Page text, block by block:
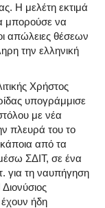
Η μελέτη εκτιμά
μπορούσε να
απώλειες θέσεων
την ελληνική
Χρήστος
υπογράμμισε
με νέα
πλευρά του το
κάποια από τα
ΣΔΙΤ, σε ένα
για τη ναυπήγηση
ήδη